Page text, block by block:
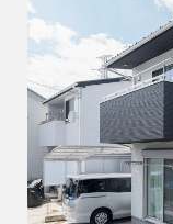
営
（
注文住宅
0120-